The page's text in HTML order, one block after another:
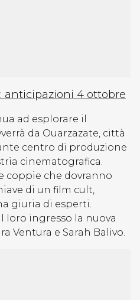
anticipazioni 4 ottobre
ad esplorare il
da Ouarzazate, città
centro di produzione
cinematografica.
coppie che dovranno
di un film cult,
giuria di esperti.
loro ingresso la nuova
Ventura e Sarah Balivo.